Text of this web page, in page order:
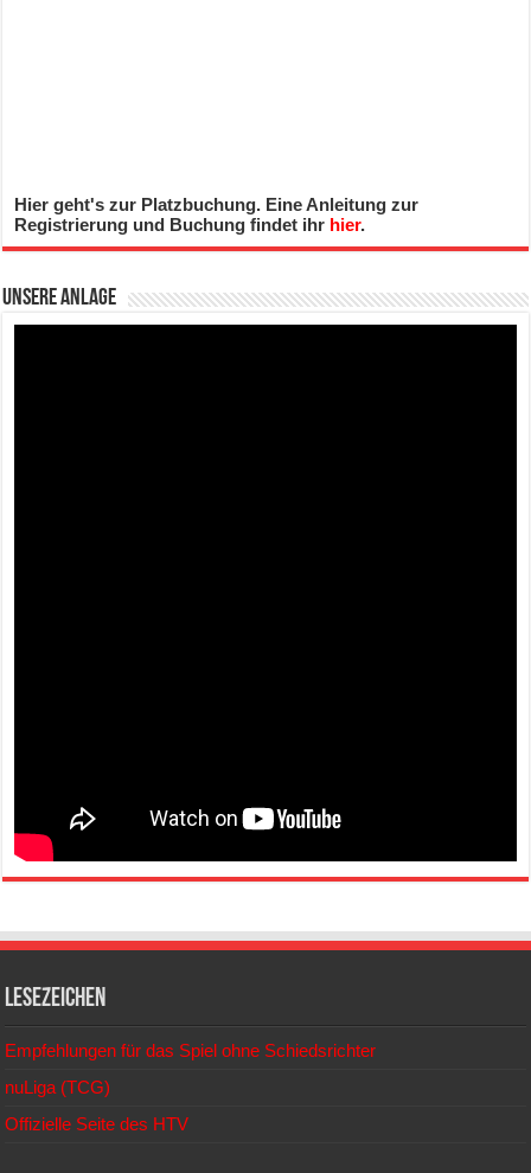
Hier geht's zur Platzbuchung. Eine Anleitung zur
Registrierung und Buchung findet ihr hier.
Unsere Anlage
Lesezeichen
Empfehlungen für das Spiel ohne Schiedsrichter
nuLiga (TCG)
Offizielle Seite des HTV